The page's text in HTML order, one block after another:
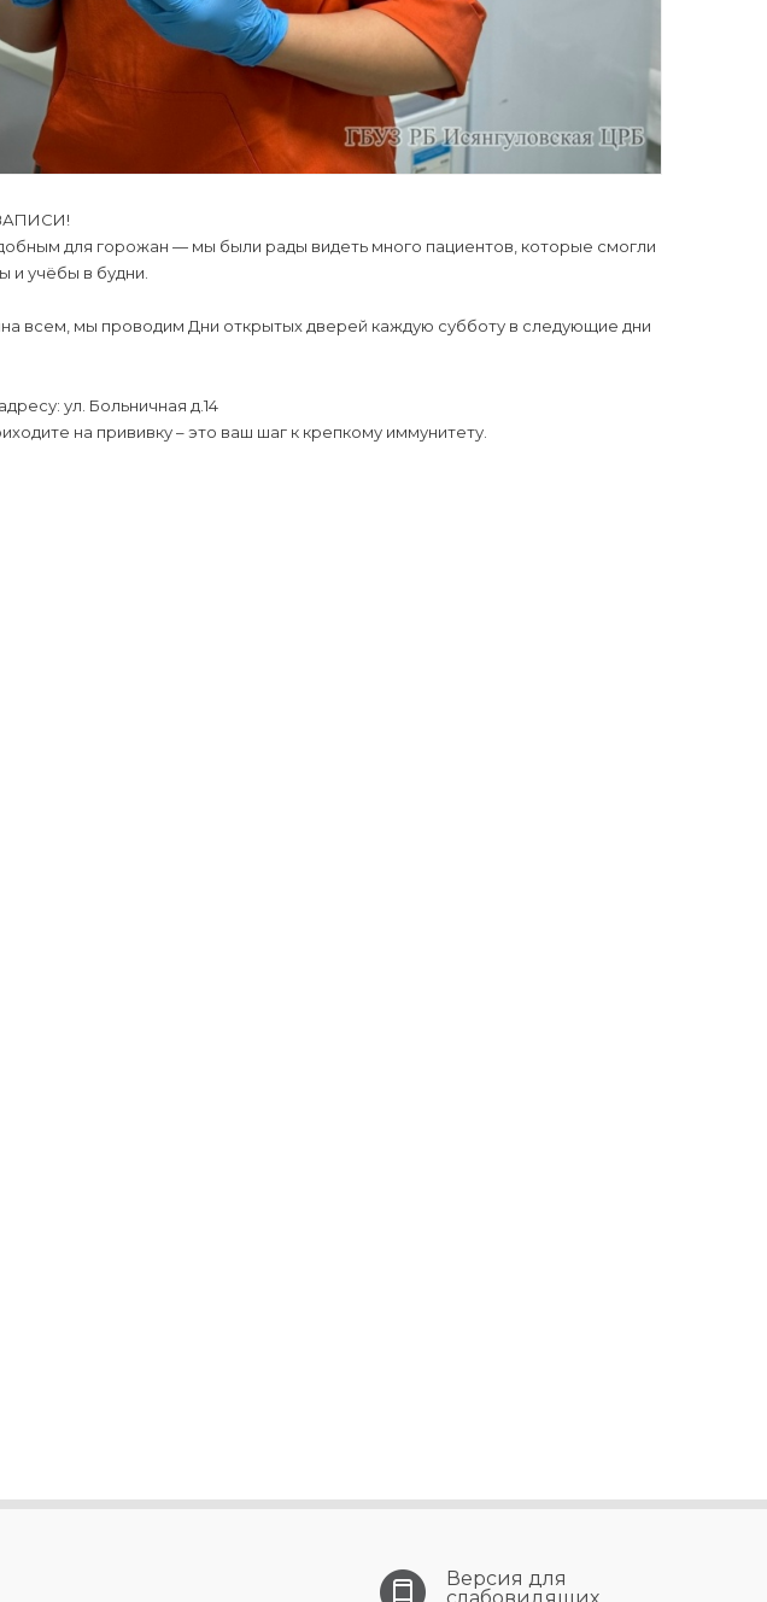
для горожан — мы были рады видеть много пациентов, которые смогли
и учёбы в будни.
всем, мы проводим Дни открытых дверей каждую субботу в следующие дни
ул. Больничная д.14
на прививку – это ваш шаг к крепкому иммунитету.
Версия для